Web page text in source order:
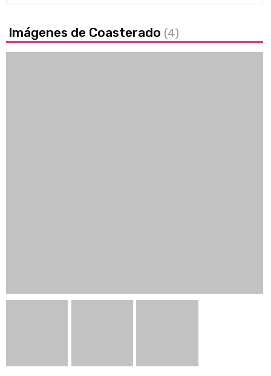
Imágenes de Coasterado (4)